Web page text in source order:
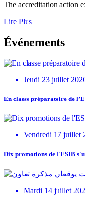
The accreditation action
Lire Plus
Événements
Jeudi 23 juillet
En classe préparatoire de
Vendredi 17 juillet
Dix promotions de l'ESIB
Mardi 14 juillet